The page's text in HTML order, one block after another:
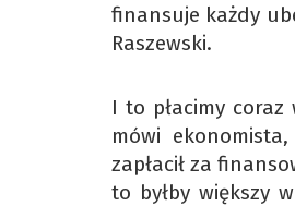
finansuje każdy
Raszewski.
I to płacimy coraz
mówi
zapłacił za
to byłby większy